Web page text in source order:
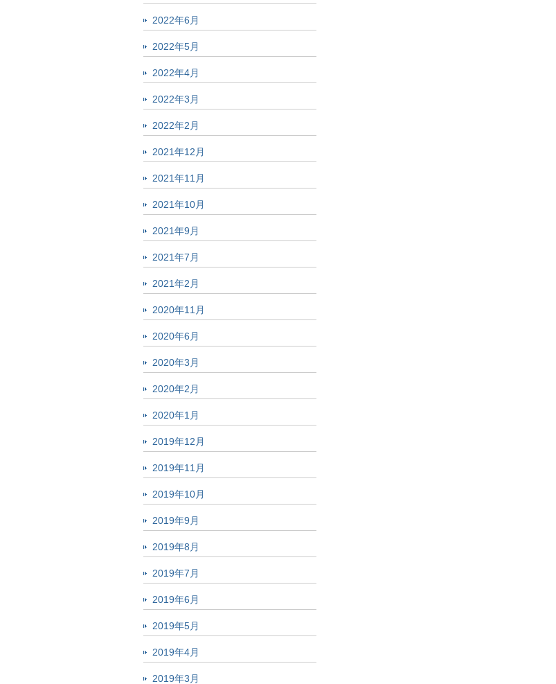
2022年6月
2022年5月
2022年4月
2022年3月
2022年2月
2021年12月
2021年11月
2021年10月
2021年9月
2021年7月
2021年2月
2020年11月
2020年6月
2020年3月
2020年2月
2020年1月
2019年12月
2019年11月
2019年10月
2019年9月
2019年8月
2019年7月
2019年6月
2019年5月
2019年4月
2019年3月